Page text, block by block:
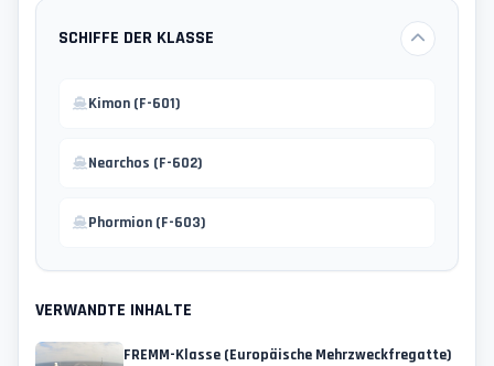
SCHIFFE DER KLASSE
Kimon (F-601)
Nearchos (F-602)
Phormion (F-603)
VERWANDTE INHALTE
FREMM-Klasse (Europäische Mehrzweckfregatte)